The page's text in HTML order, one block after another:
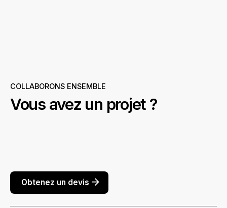
COLLABORONS ENSEMBLE
Vous avez un projet ?
Obtenez un devis